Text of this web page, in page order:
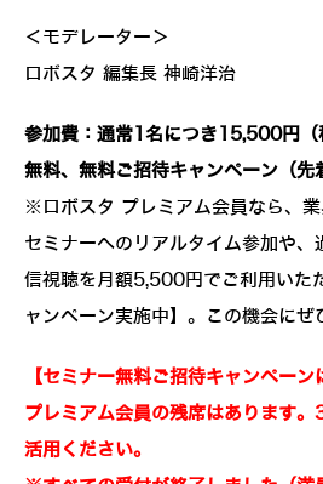
＜モデレーター＞
ロボスタ 編集長 神崎洋治
参加費：通常1名につき15,500円（
無料、無料ご招待キャンペーン（先
※ロボスタ プレミアム会員なら、
セミナーへのリアルタイム参加や、
信視聴を月額5,500円でご利用いた
ャンペーン実施中】。この機会にぜ
【セミナー無料ご招待キャンペーン
プレミアム会員の残席はあります。
活用ください。